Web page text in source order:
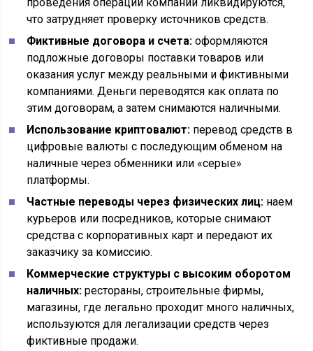
что затрудняет проверку источников средств.
Фиктивные договора и счета: оформляются
подложные договоры поставки товаров или
оказания услуг между реальными и фиктивными
компаниями. Деньги переводятся как оплата по
этим договорам, а затем снимаются наличными.
Использование криптовалют: перевод средств в
цифровые валюты с последующим обменом на
наличные через обменники или «серые»
платформы.
Частные переводы через физических лиц: наем
курьеров или посредников, которые снимают
средства с корпоративных карт и передают их
заказчику за комиссию.
Коммерческие структуры с высоким оборотом
наличных: рестораны, строительные фирмы,
магазины, где легально проходит много наличных,
используются для легализации средств через
фиктивные продажи.